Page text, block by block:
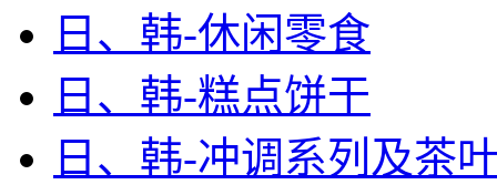
日、韩-休闲零食
日、韩-糕点饼干
日、韩-冲调系列及茶